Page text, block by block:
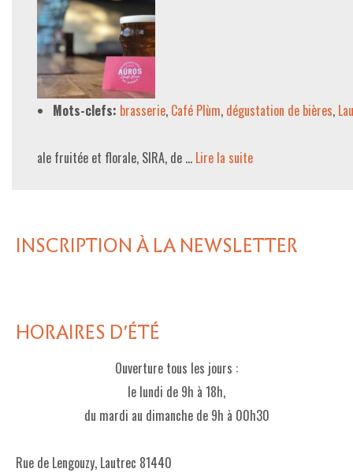
Mots-clefs: brasserie, Café Plùm, dégustation de bières,
ale fruitée et florale, SIRA, de … Lire la suite­­
INSCRIPTION À LA NEWSLETTER
HORAIRES D'ÉTÉ
Ouverture tous les jours :
le lundi de 9h à 18h,
du mardi au dimanche de 9h à 00h30
Rue de Lengouzy, Lautrec 81440